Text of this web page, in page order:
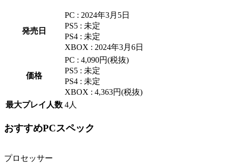
発売日
PC : 2024年3月5日
PS5 : 未定
PS4 : 未定
XBOX : 2024年3月6日
価格
PC : 4,090円(税抜)
PS5 : 未定
PS4 : 未定
XBOX : 4,363円(税抜)
最大プレイ人数 4人
おすすめPCスペック
プロセッサー